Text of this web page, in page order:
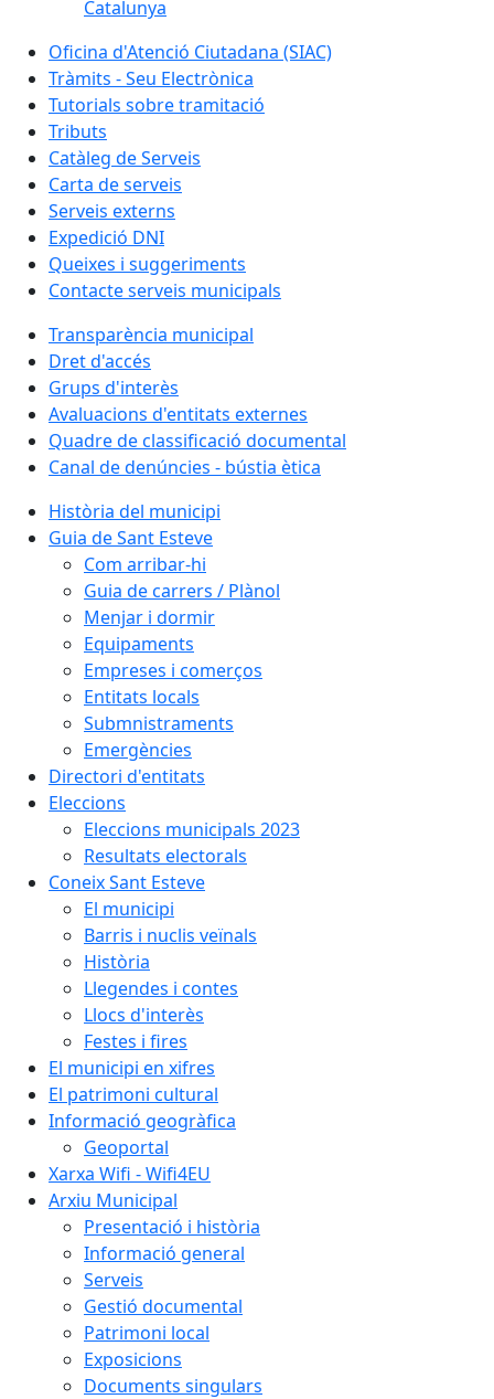
Catalunya
Oficina d'Atenció Ciutadana (SIAC)
Tràmits - Seu Electrònica
Tutorials sobre tramitació
Tributs
Catàleg de Serveis
Carta de serveis
Serveis externs
Expedició DNI
Queixes i suggeriments
Contacte serveis municipals
Transparència municipal
Dret d'accés
Grups d'interès
Avaluacions d'entitats externes
Quadre de classificació documental
Canal de denúncies - bústia ètica
Història del municipi
Guia de Sant Esteve
Com arribar-hi
Guia de carrers / Plànol
Menjar i dormir
Equipaments
Empreses i comerços
Entitats locals
Submnistraments
Emergències
Directori d'entitats
Eleccions
Eleccions municipals 2023
Resultats electorals
Coneix Sant Esteve
El municipi
Barris i nuclis veïnals
Història
Llegendes i contes
Llocs d'interès
Festes i fires
El municipi en xifres
El patrimoni cultural
Informació geogràfica
Geoportal
Xarxa Wifi - Wifi4EU
Arxiu Municipal
Presentació i història
Informació general
Serveis
Gestió documental
Patrimoni local
Exposicions
Documents singulars